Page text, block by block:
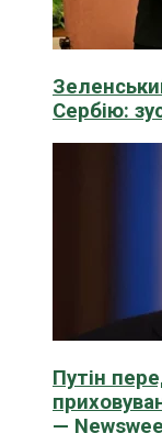
Сербію:
Путін
—